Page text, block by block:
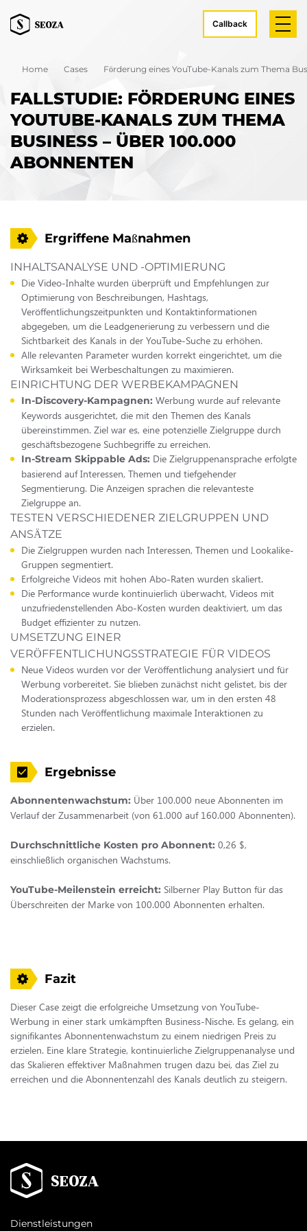
Callback
Home Cases Förderung eines YouTube-Kanals zum Thema
FALLSTUDIE: FÖRDERUNG EINES
YOUTUBE-KANALS ZUM THEMA
BUSINESS – ÜBER 100.000
ABONNENTEN
Ergriffene Maßnahmen
INHALTSANALYSE UND -OPTIMIERUNG
Die Video-Inhalte wurden überprüft und Empfehlungen zur
Optimierung von Beschreibungen, Hashtags,
Veröffentlichungszeitpunkten und Kontaktinformationen
abgegeben, um die Leadgenerierung zu verbessern und die
Sichtbarkeit des Kanals in der YouTube-Suche zu erhöhen.
Alle relevanten Parameter wurden korrekt eingerichtet, um die
Wirksamkeit bei Werbeschaltungen zu maximieren.
EINRICHTUNG DER WERBEKAMPAGNEN
In-Discovery-Kampagnen: Werbung wurde auf relevante
Keywords ausgerichtet, die mit den Themen des Kanals
übereinstimmen. Ziel war es, eine potenzielle Zielgruppe durch
geschäftsbezogene Suchbegriffe zu erreichen.
In-Stream Skippable Ads: Die Zielgruppenansprache erfolgte
basierend auf Interessen, Themen und tiefgehender
Segmentierung. Die Anzeigen sprachen die relevanteste
Zielgruppe an.
TESTEN VERSCHIEDENER ZIELGRUPPEN UND
ANSÄTZE
Die Zielgruppen wurden nach Interessen, Themen und Lookalike-
Gruppen segmentiert.
Erfolgreiche Videos mit hohen Abo-Raten wurden skaliert.
Die Performance wurde kontinuierlich überwacht, Videos mit
unzufriedenstellenden Abo-Kosten wurden deaktiviert, um das
Budget effizienter zu nutzen.
UMSETZUNG EINER
VERÖFFENTLICHUNGSSTRATEGIE FÜR VIDEOS
Neue Videos wurden vor der Veröffentlichung analysiert und für
Werbung vorbereitet. Sie blieben zunächst nicht gelistet, bis der
Moderationsprozess abgeschlossen war, um in den ersten 48
Stunden nach Veröffentlichung maximale Interaktionen zu
erzielen.
Ergebnisse
Abonnentenwachstum: Über 100.000 neue Abonnenten im
Verlauf der Zusammenarbeit (von 61.000 auf 160.000 Abonnenten).
Durchschnittliche Kosten pro Abonnent: 0,26 $,
einschließlich organischen Wachstums.
YouTube-Meilenstein erreicht: Silberner Play Button für das
Überschreiten der Marke von 100.000 Abonnenten erhalten.
Fazit
Dieser Case zeigt die erfolgreiche Umsetzung von YouTube-
Werbung in einer stark umkämpften Business-Nische. Es gelang, ein
signifikantes Abonnentenwachstum zu einem niedrigen Preis zu
erzielen. Eine klare Strategie, kontinuierliche Zielgruppenanalyse und
das Skalieren effektiver Maßnahmen trugen dazu bei, das Ziel zu
erreichen und die Abonnentenzahl des Kanals deutlich zu steigern.
Dienstleistungen